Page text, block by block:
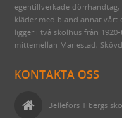
egentillverkade
kläder med bland annat vårt
ligger i två skolhus från
mittemellan Mariestad,
KONTAKTA OSS
Bellefors Tibergs